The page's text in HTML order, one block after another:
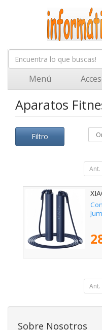
Menú
Aparatos
Filtro
Ant.
Ant.
Sobre Nosotros